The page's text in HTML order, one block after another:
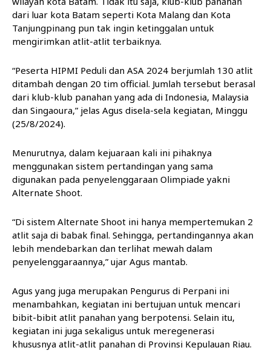
dari luar kota Batam seperti Kota Malang dan Kota
Tanjungpinang pun tak ingin ketinggalan untuk
mengirimkan atlit-atlit terbaiknya.
“Peserta HIPMI Peduli dan ASA 2024 berjumlah 130 atlit
ditambah dengan 20 tim official. Jumlah tersebut berasal
dari klub-klub panahan yang ada di Indonesia, Malaysia
dan Singaoura,” jelas Agus disela-sela kegiatan, Minggu
(25/8/2024).
Menurutnya, dalam kejuaraan kali ini pihaknya
menggunakan sistem pertandingan yang sama
digunakan pada penyelenggaraan Olimpiade yakni
Alternate Shoot.
“Di sistem Alternate Shoot ini hanya mempertemukan 2
atlit saja di babak final. Sehingga, pertandingannya akan
lebih mendebarkan dan terlihat mewah dalam
penyelenggaraannya,” ujar Agus mantab.
Agus yang juga merupakan Pengurus di Perpani ini
menambahkan, kegiatan ini bertujuan untuk mencari
bibit-bibit atlit panahan yang berpotensi. Selain itu,
kegiatan ini juga sekaligus untuk meregenerasi
khususnya atlit-atlit panahan di Provinsi Kepulauan Riau.